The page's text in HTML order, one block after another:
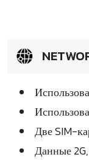
Две SIM-
Данные